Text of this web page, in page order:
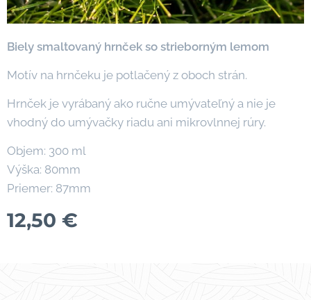
Biely smaltovaný hrnček so strieborným lemom
Motív na hrnčeku je potlačený z oboch strán.
Hrnček je vyrábaný ako ručne umývateľný a nie je
vhodný do umývačky riadu ani mikrovlnnej rúry.
Objem: 300 ml
Výška: 80mm
Priemer: 87mm
12,50 €